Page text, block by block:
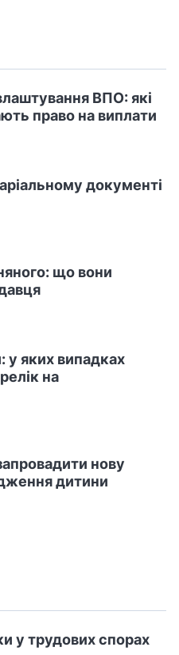
ВПО: які
право на виплати
документі
що вони
у яких випадках
на
нову
дитини
у трудових спорах